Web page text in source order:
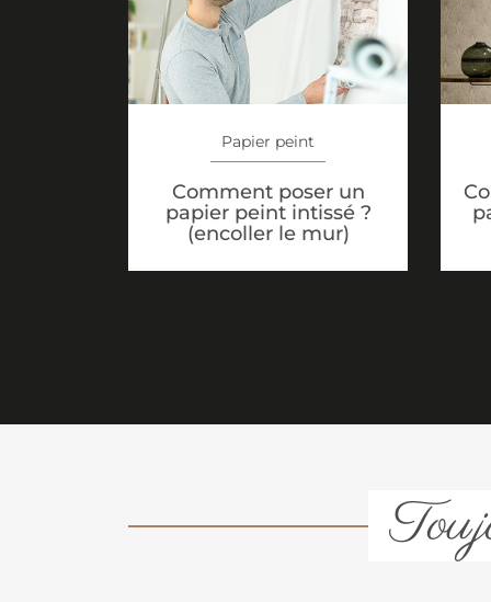
Papier peint
Comment poser un
papier peint intissé ?
(encoller le mur)